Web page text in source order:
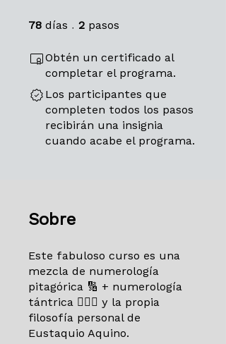
78 días 78 días
2 pasos
Obtén un certificado al
completar el programa.
Los participantes que
completen todos los pasos
recibirán una insignia
cuando acabe el programa.
Sobre
Este fabuloso curso es una
mezcla de numerología
pitagórica 🔢 + numerología
tántrica 🧘🏻‍♀️ y la propia
filosofía personal de
Eustaquio Aquino.